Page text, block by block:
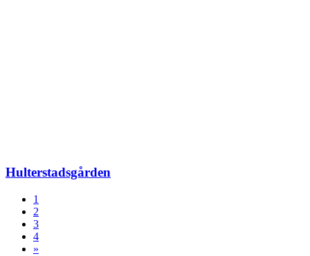
Hulterstadsgården
1
2
3
4
»